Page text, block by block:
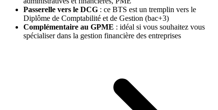
Passerelle vers le DCG : ce BTS est un tremplin vers le
Diplôme de Comptabilité et de Gestion (bac+3)
Complémentaire au GPME : idéal si vous souhaitez vous
spécialiser dans la gestion financière des entreprises